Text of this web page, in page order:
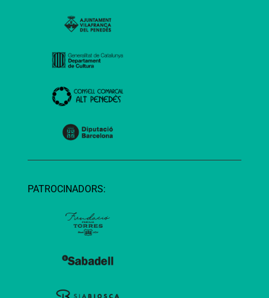
PATROCINADORS: